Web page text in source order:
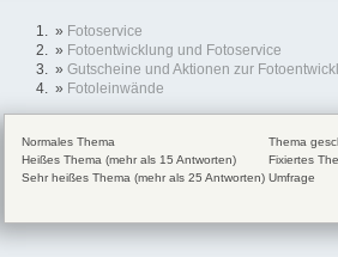
» Fotoservice
» Fotoentwicklung und Fotoservice
» Gutscheine und Aktionen zur
» Fotoleinwände
Normales Thema
Heißes Thema (mehr als 15 Antworten)
Sehr heißes Thema (mehr als 25 Antworten)
Thema
Fixiertes
Umfrage